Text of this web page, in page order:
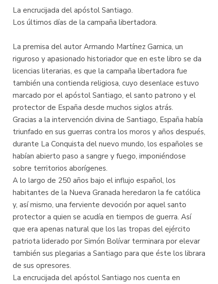
La encrucijada del apóstol Santiago.
Los últimos días de la campaña libertadora.
La premisa del autor Armando Martínez Garnica, un
riguroso y apasionado historiador que en este libro se da
licencias literarias, es que la campaña libertadora fue
también una contienda religiosa, cuyo desenlace estuvo
marcado por el apóstol Santiago, el santo patrono y el
protector de España desde muchos siglos atrás.
Gracias a la intervención divina de Santiago, España había
triunfado en sus guerras contra los moros y años después,
durante La Conquista del nuevo mundo, los españoles se
habían abierto paso a sangre y fuego, imponiéndose
sobre territorios aborígenes.
A lo largo de 250 años bajo el influjo español, los
habitantes de la Nueva Granada heredaron la fe católica
y, así mismo, una ferviente devoción por aquel santo
protector a quien se acudía en tiempos de guerra. Así
que era apenas natural que los las tropas del ejército
patriota liderado por Simón Bolívar terminara por elevar
también sus plegarias a Santiago para que éste los librara
de sus opresores.
La encrucijada del apóstol Santiago nos cuenta en